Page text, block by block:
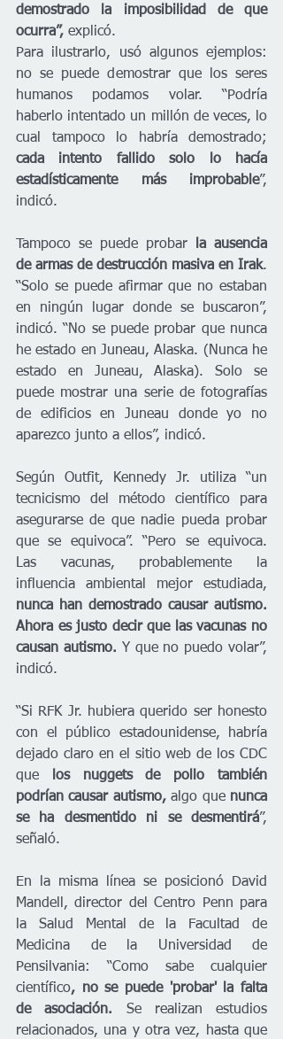
demostrado la imposibilidad de que
ocurra”, explicó.
Para ilustrarlo, usó algunos ejemplos:
no se puede demostrar que los seres
humanos podamos volar. “Podría
haberlo intentado un millón de veces, lo
cada intento fallido solo lo hacía
estadísticamente más improbable”,
indicó.
Tampoco se puede probar la ausencia
de armas de destrucción masiva en Irak.
“Solo se puede afirmar que no estaban
en ningún lugar donde se buscaron”,
indicó. “No se puede probar que nunca
he estado en Juneau, Alaska. (Nunca he
estado en Juneau, Alaska). Solo se
puede mostrar una serie de fotografías
de edificios en Juneau donde yo no
aparezco junto a ellos”, indicó.
Según Outfit, Kennedy Jr. utiliza “un
tecnicismo del método científico para
asegurarse de que nadie pueda probar
que se equivoca”. “Pero se equivoca.
Las vacunas, probablemente la
nunca han demostrado causar autismo.
Ahora es justo decir que las vacunas no
causan autismo. Y que no puedo volar”,
indicó.
“Si RFK Jr. hubiera querido ser honesto
con el público estadounidense, habría
dejado claro en el sitio web de los CDC
que
los nuggets de pollo también
podrían causar autismo, algo que nunca
se ha desmentido ni se desmentirá”,
señaló.
En la misma línea se posicionó David
Mandell, director del Centro Penn para
la Salud Mental de la Facultad de
Medicina de la Universidad de
Pensilvania: “Como sabe cualquier
científico, no se puede 'probar' la falta
de asociación. Se realizan estudios
relacionados, una y otra vez, hasta que